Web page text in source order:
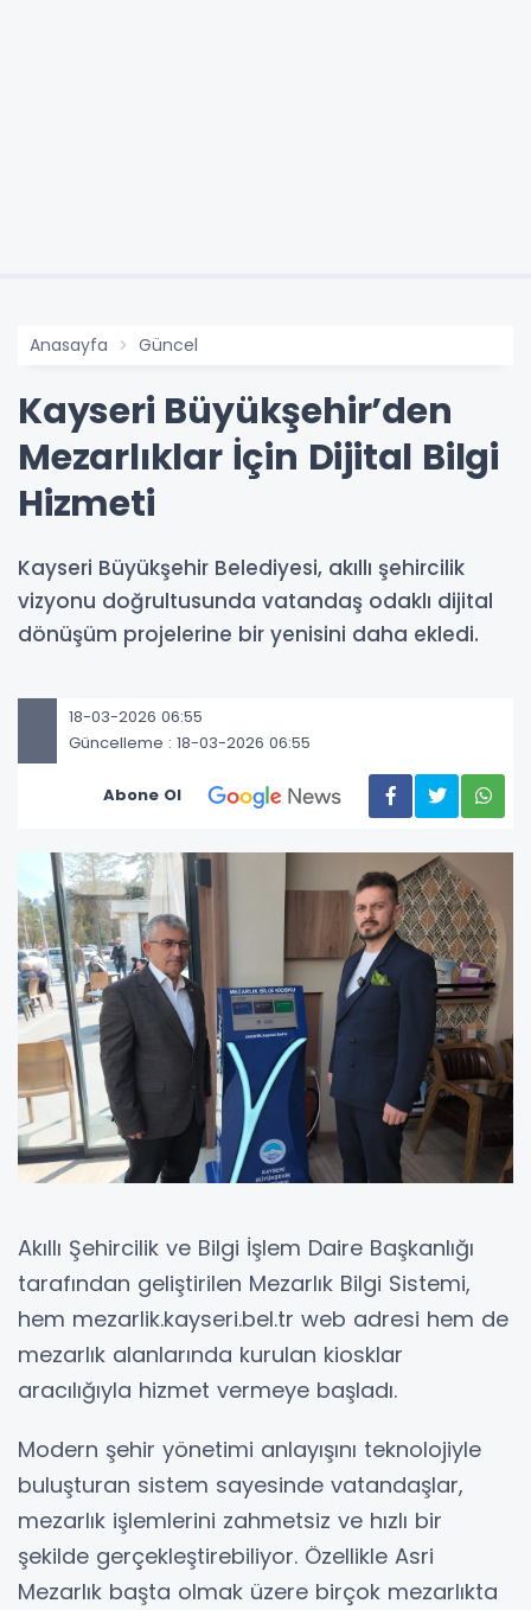
Anasayfa Güncel
Kayseri Büyükşehir’den
Mezarlıklar İçin Dijital Bilgi
Hizmeti
Kayseri Büyükşehir Belediyesi, akıllı şehircilik
vizyonu doğrultusunda vatandaş odaklı dijital
dönüşüm projelerine bir yenisini daha ekledi.
18-03-2026 06:55
Güncelleme : 18-03-2026 06:55
Abone Ol
Akıllı Şehircilik ve Bilgi İşlem Daire Başkanlığı
tarafından geliştirilen Mezarlık Bilgi Sistemi,
hem mezarlik.kayseri.bel.tr web adresi hem de
mezarlık alanlarında kurulan kiosklar
aracılığıyla hizmet vermeye başladı.
Modern şehir yönetimi anlayışını teknolojiyle
buluşturan sistem sayesinde vatandaşlar,
mezarlık işlemlerini zahmetsiz ve hızlı bir
şekilde gerçekleştirebiliyor. Özellikle Asri
Mezarlık başta olmak üzere birçok mezarlıkta